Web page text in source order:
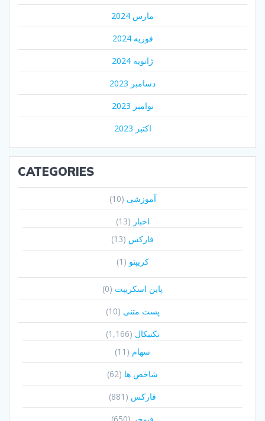
مارس 2024
فوریه 2024
ژانویه 2024
دسامبر 2023
نوامبر 2023
اکتبر 2023
CATEGORIES
آموزشی (10)
اخبار (13)
فارکس (13)
کریپتو (1)
پاین اسکریپت (0)
پست متنی (10)
تکنیکال (1,166)
سهام (11)
شاخص ها (62)
فارکس (881)